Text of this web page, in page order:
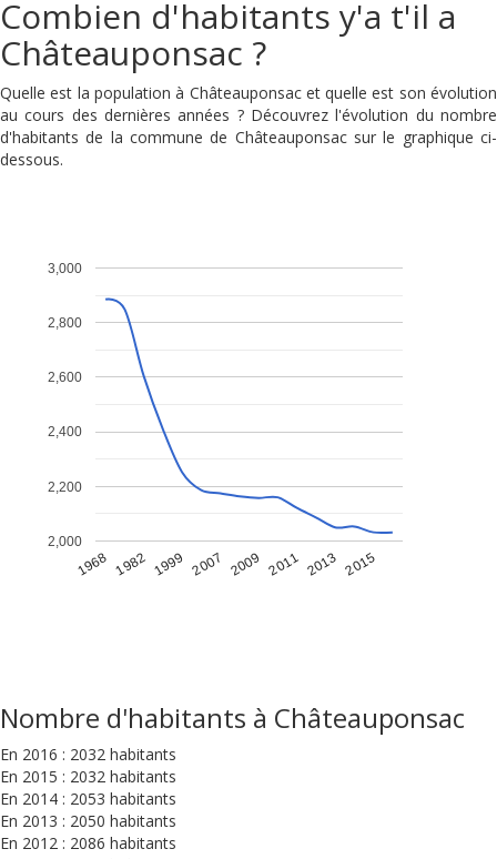
Combien d'habitants y'a t'il a
Châteauponsac ?
Quelle est la population à Châteauponsac et quelle est son évolution
au cours des dernières années ? Découvrez l'évolution du nombre
d'habitants de la commune de Châteauponsac sur le graphique ci-
dessous.
1968 1982 1999 2007 2009 2011 2013 2015
2,000
2,200
2,400
2,600
2,800
3,000
Nombre d'habitants à Châteauponsac
En 2016 : 2032 habitants
En 2015 : 2032 habitants
En 2014 : 2053 habitants
En 2013 : 2050 habitants
En 2012 : 2086 habitants